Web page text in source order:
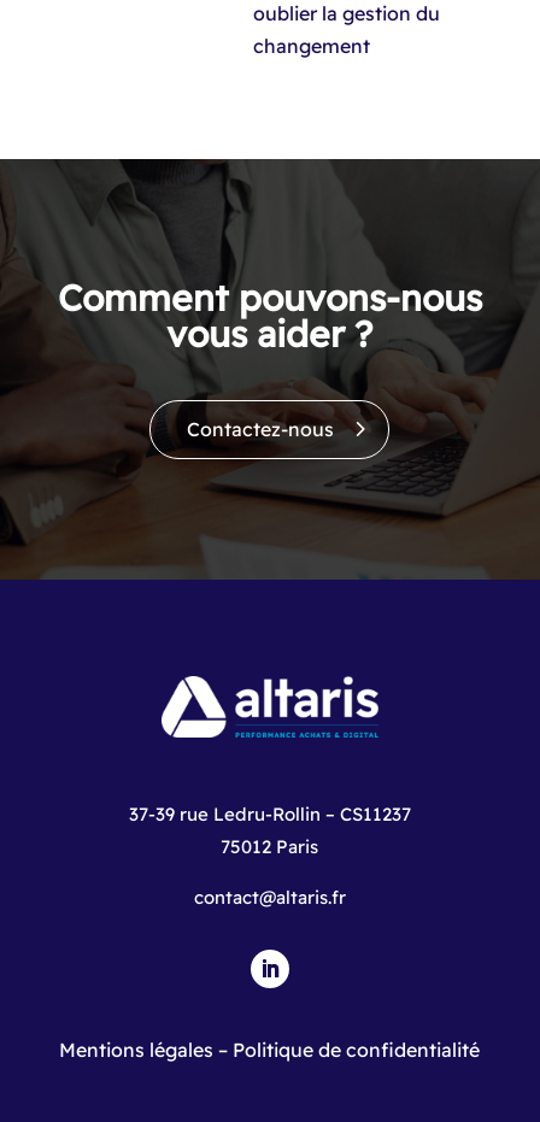
oublier la gestion du
changement​
Comment pouvons-nous
vous aider ?
Contactez-nous
37-39 rue Ledru-Rollin – CS11237
75012 Paris
contact@altaris.fr
Mentions légales – Politique de confidentialité